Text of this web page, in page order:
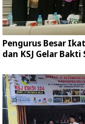
Pengurus Besar
dan KSJ Gelar Bakti